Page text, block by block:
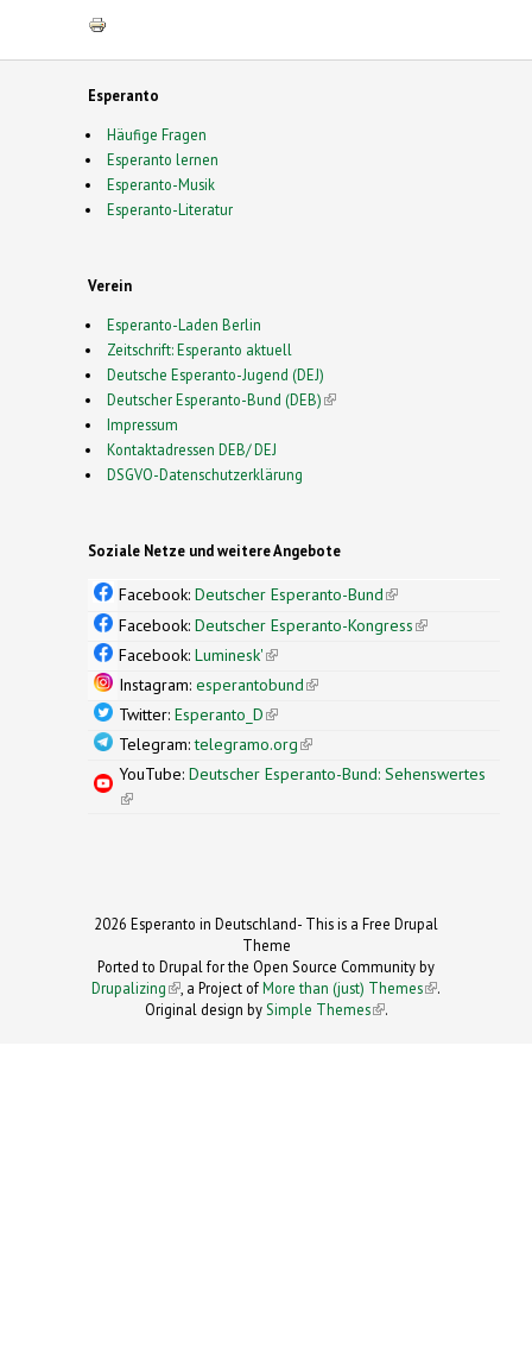
Esperanto
Häufige Fragen
Esperanto lernen
Esperanto-Musik
Esperanto-Literatur
Verein
Esperanto-Laden Berlin
Zeitschrift: Esperanto aktuell
Deutsche Esperanto-Jugend (DEJ)
Deutscher Esperanto-Bund (DEB)(link is external)
Impressum
Kontaktadressen DEB/ DEJ
DSGVO-Datenschutzerklärung
Soziale Netze und weitere Angebote
Facebook: Deutscher Esperanto-Bund(link is
external)
Facebook: Deutscher Esperanto-Kongress(link is
Facebook: Luminesk'(link is external)
Instagram: esperantobund(link is external)
Twitter: Esperanto_D(link is external)
Telegram:telegramo.org(link is external)
YouTube: Deutscher Esperanto-Bund: Sehenswertes
(link is external)
2026 Esperanto in Deutschland- This is a Free Drupal
Theme
Ported to Drupal for the Open Source Community by
Drupalizing(link is external)
, a Project ofMore than (just) Themes (link is
.
Original design bySimple Themes
(link is
.